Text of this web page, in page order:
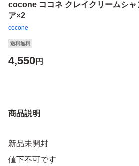
cocone ココネ クレイクリームシャ
ア×2
cocone
送料無料
4,550円
商品説明
新品未開封
値下不可です